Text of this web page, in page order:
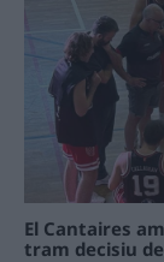
El Cantaires
tram decisiu